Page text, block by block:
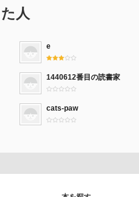
人
e
1440612番目の読書家
cats-paw